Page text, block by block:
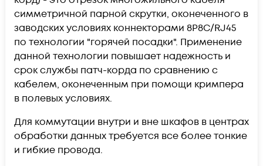
симметричной парной скрутки, оконеченного в
заводских условиях коннекторами 8P8C/RJ45
по технологии "горячей посадки". Применение
данной технологии повышает надежность и
срок службы патч-корда по сравнению с
кабелем, оконеченным при помощи кримпера
в полевых условиях.
Для коммутации внутри и вне шкафов в центрах
обработки данных требуется все более тонкие
и гибкие провода.